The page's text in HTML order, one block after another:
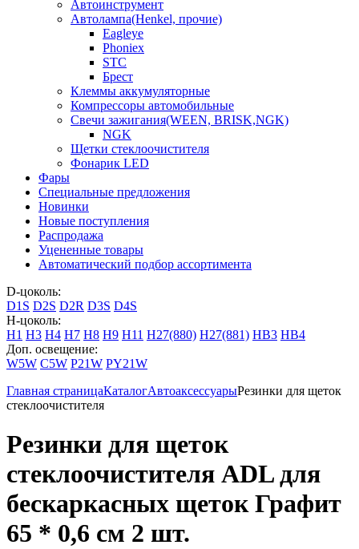
Автоинструмент
Автолампа(Henkel, прочие)
Eagleye
Phoniex
STC
Брест
Клеммы аккумуляторные
Компрессоры автомобильные
Свечи зажигания(WEEN, BRISK,NGK)
NGK
Щетки стеклоочистителя
Фонарик LED
Фары
Специальные предложения
Новинки
Новые поступления
Распродажа
Уцененные товары
Автоматический подбор ассортимента
D-цоколь:
D1S D2S D2R D3S D4S
H-цоколь:
H1 H3 H4 H7 H8 H9 H11 H27(880) H27(881) HB3 HB4
Доп. освещение:
W5W C5W P21W PY21W
Главная страницаКаталогАвтоаксессуарыРезинки для щеток
стеклоочистителя
Резинки для щеток
стеклоочистителя ADL для
бескаркасных щеток Графит
65 * 0,6 см 2 шт.